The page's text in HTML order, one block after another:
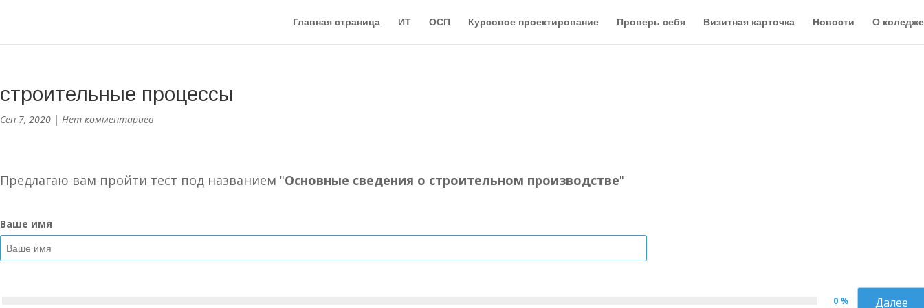
Главная страница ИТ ОСП Курсовое проектирование Проверь себя Визитная карточка Новости О коледже
строительные процессы
Сен 7, 2020 | Нет комментариев
Предлагаю вам пройти тест под названием "Основные сведения о строительном производстве"
Ваше имя
0 % Далее